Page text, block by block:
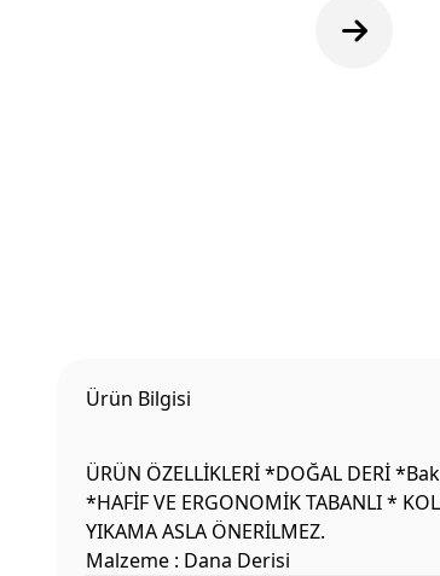
Ürün Bilgisi
ÜRÜN ÖZELLİKLERİ *DOĞAL DERİ
*HAFİF VE ERGONOMİK TABANLI *
YIKAMA ASLA ÖNERİLMEZ.
Malzeme : Dana Derisi